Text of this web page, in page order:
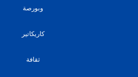
وبورصة
كاريكاتير
ثقافة